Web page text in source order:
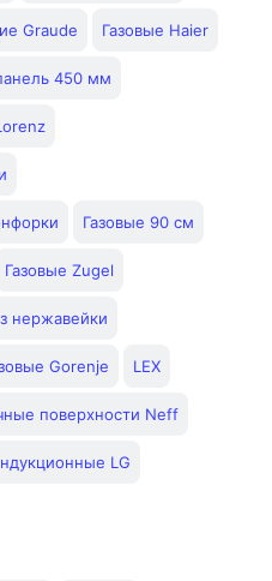
Graude Газовые Haier
450 мм
Газовые 90 см
Газовые Zugel
нержавейки
Gorenje LEX
поверхности Neff
LG